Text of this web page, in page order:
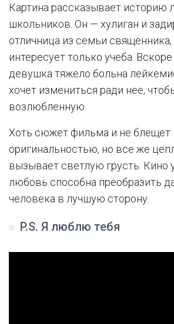
Картина рассказывает историю
школьников. Он — хулиган и
отличница из семьи
интересует только учеба.
девушка тяжело больна
хочет измениться ради нее,
возлюбленную.
Хоть сюжет фильма и не блещет
оригинальностью, но все же
вызывает светлую грусть. Кино
любовь способна преобразить
человека в лучшую сторону.
P.S. Я люблю тебя